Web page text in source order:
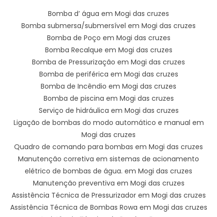
Bomba d’ água em Mogi das cruzes
Bomba submersa/submersível em Mogi das cruzes
Bomba de Poço em Mogi das cruzes
Bomba Recalque em Mogi das cruzes
Bomba de Pressurização em Mogi das cruzes
Bomba de periférica em Mogi das cruzes
Bomba de Incêndio em Mogi das cruzes
Bomba de piscina em Mogi das cruzes
Serviço de hidráulica em Mogi das cruzes
Ligação de bombas do modo automático e manual em
Mogi das cruzes
Quadro de comando para bombas em Mogi das cruzes
Manutenção corretiva em sistemas de acionamento
elétrico de bombas de água. em Mogi das cruzes
Manutenção preventiva em Mogi das cruzes
Assistência Técnica de Pressurizador em Mogi das cruzes
Assistência Técnica de Bombas Rowa em Mogi das cruzes